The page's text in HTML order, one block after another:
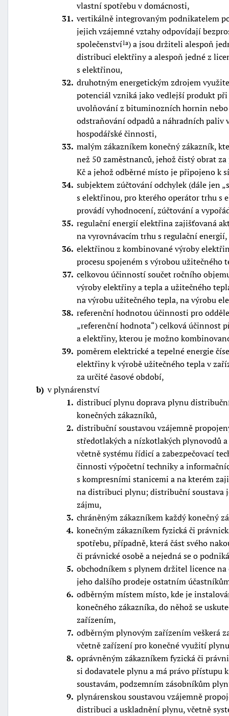
vlastní spotřebu v domácnosti,
31 vertikálně integrovaným podnikatelem
jejich vzájemné vztahy odpovídají
společenství1a) a jsou držiteli alespoň
distribuci elektřiny a alespoň jedné z
s elektřinou,
32 druhotným energetickým zdrojem
potenciál vzniká jako vedlejší produkt
uvolňování z bituminozních hornin
odstraňování odpadů a náhradních
hospodářské činnosti,
33 malým zákazníkem konečný zákazník,
než 50 zaměstnanců, jehož čistý obrat
Kč a jehož odběrné místo je připojeno k
34 subjektem zúčtování odchylek (dále jen
s elektřinou, pro kterého operátor trhu s
provádí vyhodnocení, zúčtování a
35 regulační energií elektřina zajišťovaná
na vyrovnávacím trhu s regulační energií,
36 elektřinou z kombinované výroby
procesu spojeném s výrobou užitečného
37 celkovou účinností součet ročního
výroby elektřiny a tepla a užitečného
na výrobu užitečného tepla, na výrobu
38 referenční hodnotou účinnosti pro
referenční hodnota ) celková účinnost
a elektřiny, kterou je možno
39 poměrem elektrické a tepelné energie
elektřiny k výrobě užitečného tepla v
za určité časové období,
b v plynárenství
1 distribucí plynu doprava plynu
konečných zákazníků,
2 distribuční soustavou vzájemně
středotlakých a nízkotlakých plynovodů
včetně systému řídicí a zabezpečovací
činnosti výpočetní techniky a
s kompresními stanicemi a na kterém
na distribuci plynu; distribuční soustava
zájmu,
3 chráněným zákazníkem každý konečný
4 konečným zákazníkem fyzická či
spotřebu, případně, která část svého
či právnické osobě a nejedná se o
5 obchodníkem s plynem držitel licence
jeho dalšího prodeje ostatním
6 odběrným místem místo, kde je
konečného zákazníka, do něhož se
zařízením,
7 odběrným plynovým zařízením veškerá
včetně zařízení pro konečné využití
8 oprávněným zákazníkem fyzická či
si dodavatele plynu a má právo přístupu
soustavám, podzemním zásobníkům
9 plynárenskou soustavou vzájemně
distribuci a uskladnění plynu, včetně